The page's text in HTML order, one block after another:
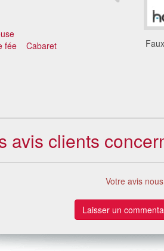
fée
Cabaret
Faux cils rouge noir
avis clients
Votre avis
Laisser un